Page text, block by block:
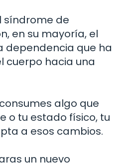
síndrome de
en su mayoría, el
dependencia que ha
cuerpo hacia una
algo que
o tu estado físico, tu
a esos cambios.
un nuevo